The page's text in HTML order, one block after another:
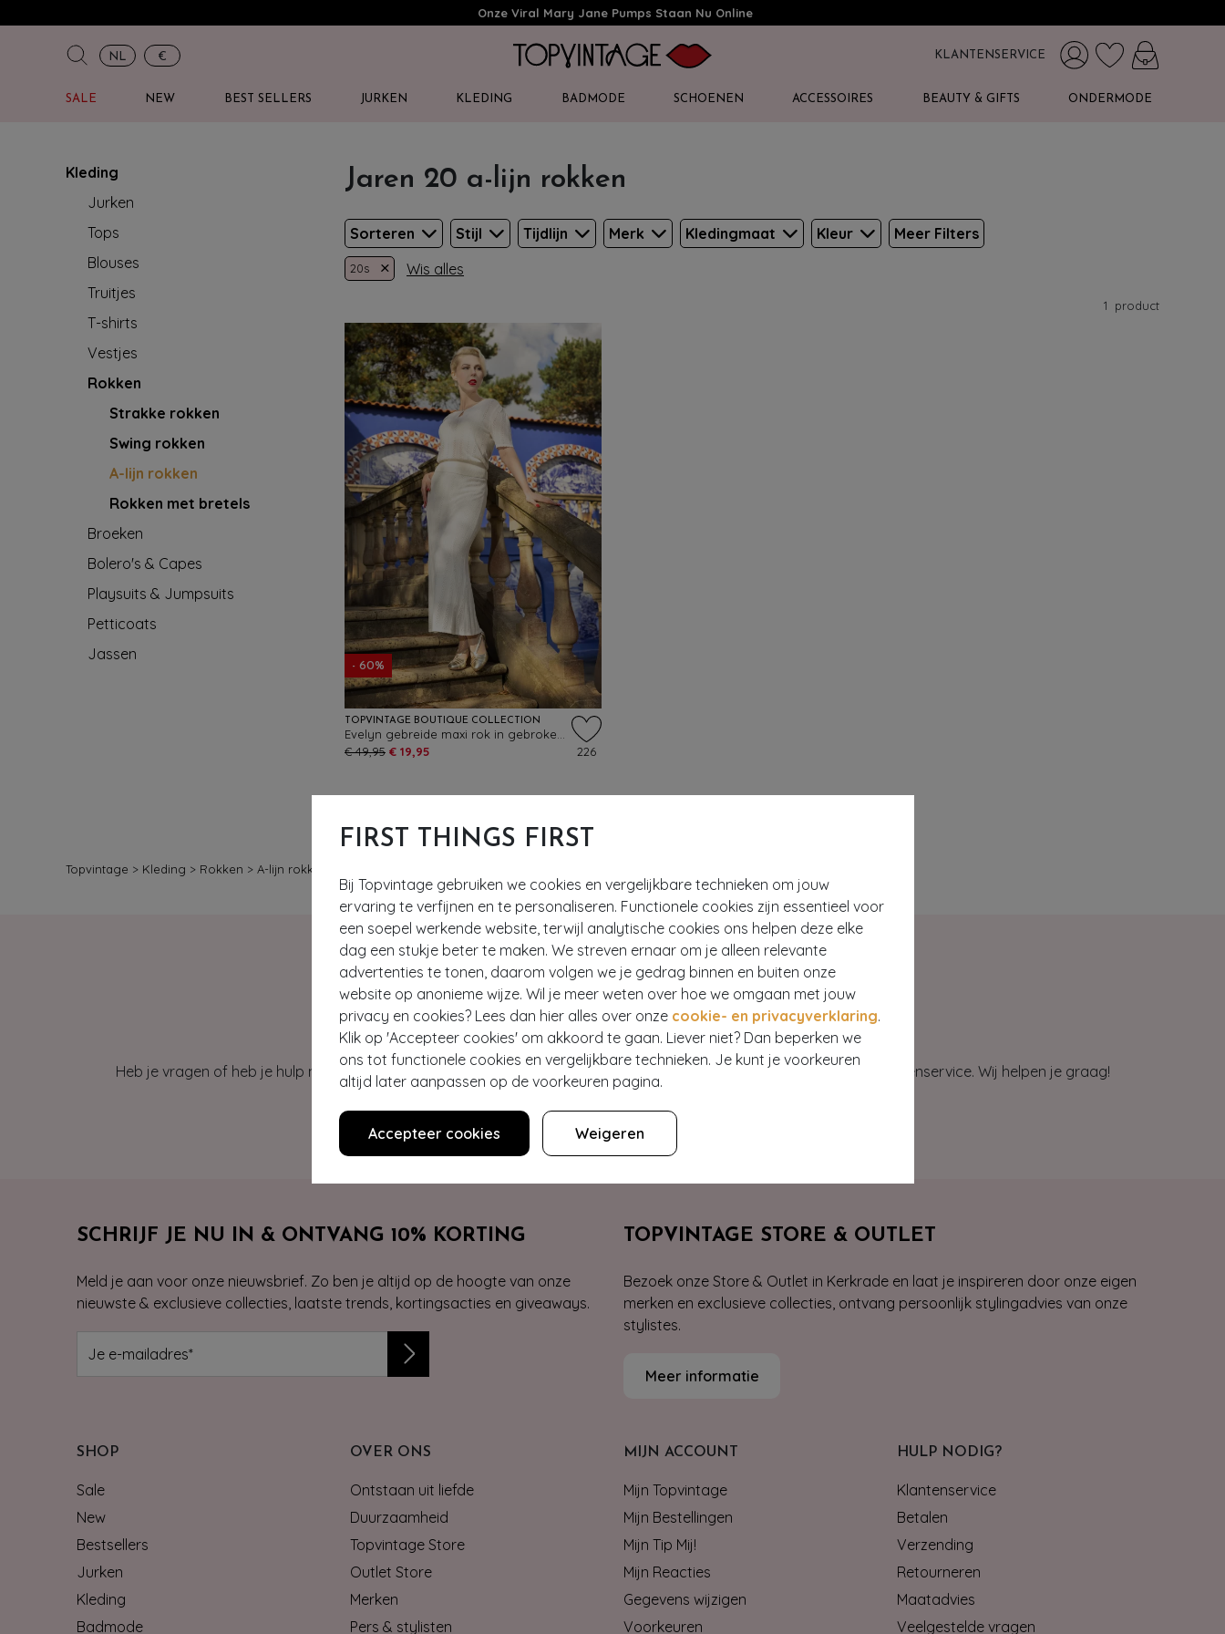
FIRST THINGS FIRST
Bij Topvintage gebruiken we cookies en vergelijkbare technieken om jouw
ervaring te verfijnen en te personaliseren. Functionele cookies zijn essentieel voor
een soepel werkende website, terwijl analytische cookies ons helpen deze elke
dag een stukje beter te maken. We streven ernaar om je alleen relevante
advertenties te tonen, daarom volgen we je gedrag binnen en buiten onze
website op anonieme wijze. Wil je meer weten over hoe we omgaan met jouw
privacy en cookies? Lees dan hier alles over onze cookie- en privacyverklaring.
Klik op 'Accepteer cookies' om akkoord te gaan. Liever niet? Dan beperken we
ons tot functionele cookies en vergelijkbare technieken. Je kunt je voorkeuren
altijd later aanpassen op de voorkeuren pagina.
Accepteer cookies Weigeren
Onze Viral Mary Jane Pumps Staan Nu Online
NL € KLANTENSERVICE
SALE NEW BEST SELLERS JURKEN KLEDING BADMODE SCHOENEN ACCESSOIRES BEAUTY & GIFTS ONDERMODE
Kleding
Jurken
Tops
Blouses
Truitjes
T-shirts
Vestjes
Rokken
Strakke rokken
Swing rokken
A-lijn rokken
Rokken met bretels
Broeken
Bolero's & Capes
Playsuits & Jumpsuits
Petticoats
Jassen
Jaren 20 a-lijn rokken
Sorteren Stijl Tijdlijn Merk Kledingmaat Kleur Meer Filters
20s × Wis alles
1 product
- 60%
TOPVINTAGE BOUTIQUE COLLECTION
€ 49,95 € 19,95 226
Topvintage > Kleding > Rokken > A-lijn rokken
Hey gorgeous
Heb je vragen of heb je hulp nodig bij je bestelling? Lees onze veelgestelde vragen of neem contact op met onze klantenservice. Wij helpen je graag!
SCHRIJF JE NU IN & ONTVANG 10% KORTING
Meld je aan voor onze nieuwsbrief. Zo ben je altijd op de hoogte van onze
nieuwste & exclusieve collecties, laatste trends, kortingsacties en giveaways.
TOPVINTAGE STORE & OUTLET
Bezoek onze Store & Outlet in Kerkrade en laat je inspireren door onze eigen
merken en exclusieve collecties, ontvang persoonlijk stylingadvies van onze
stylistes.
Meer informatie
SHOP
Sale
New
Bestsellers
Jurken
Kleding
Badmode
OVER ONS
Ontstaan uit liefde
Duurzaamheid
Topvintage Store
Outlet Store
Merken
Pers & stylisten
MIJN ACCOUNT
Mijn Topvintage
Mijn Bestellingen
Mijn Tip Mij!
Mijn Reacties
Gegevens wijzigen
Voorkeuren
HULP NODIG?
Klantenservice
Betalen
Verzending
Retourneren
Maatadvies
Veelgestelde vragen